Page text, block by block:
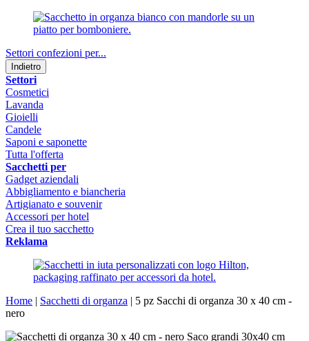
Settori confezioni per...
Indietro
Settori
Cosmetici
Lavanda
Gioielli
Candele
Saponi e saponette
Tutta l'offerta
Sacchetti per
Gadget aziendali
Abbigliamento e biancheria
Artigianato e souvenir
Accessori per hotel
Crea il tuo sacchetto
Reklama
Home | Sacchetti di organza | 5 pz Sacchi di organza 30 x 40 cm -
nero